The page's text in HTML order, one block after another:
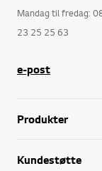
Mandag til fredag:
23 25 25 63
e-post
Produkter
Kundestøtte